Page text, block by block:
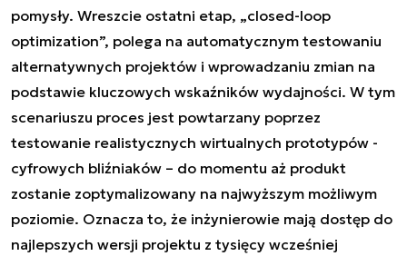
pomysły. Wreszcie ostatni etap, „closed-loop
optimization”, polega na automatycznym testowaniu
alternatywnych projektów i wprowadzaniu zmian na
podstawie kluczowych wskaźników wydajności. W tym
scenariuszu proces jest powtarzany poprzez
testowanie realistycznych wirtualnych prototypów -
cyfrowych bliźniaków – do momentu aż produkt
zostanie zoptymalizowany na najwyższym możliwym
poziomie. Oznacza to, że inżynierowie mają dostęp do
najlepszych wersji projektu z tysięcy wcześniej